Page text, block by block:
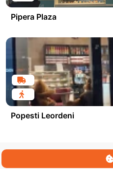
Pipera Plaza
Popesti Leordeni